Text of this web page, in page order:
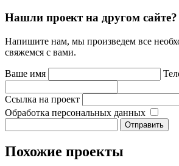
Нашли проект на другом сайте?
Напишите нам, мы произведем все
свяжемся с вами.
Ваше имя
Ссылка на проект
Обработка персональных данных
Похожие проекты